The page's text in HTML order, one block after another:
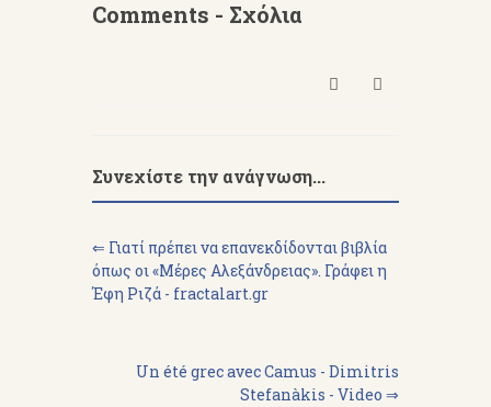
Comments - Σχόλια
Συνεχίστε την ανάγνωση...
⇐ Γιατί πρέπει να επανεκδίδονται βιβλία
όπως οι «Μέρες Αλεξάνδρειας». Γράφει η
Έφη Ριζά - fractalart.gr
Un été grec avec Camus - Dimitris
Stefanàkis - Video ⇒